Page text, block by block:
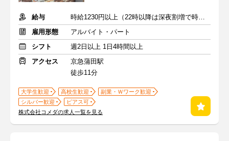
給与
時給1230円以上（22時以降は深夜割増で時給アップ）＋交通費
雇用形態
アルバイト・パート
シフト
週2日以上 1日4時間以上
アクセス
京急蒲田駅
徒歩11分
大学生歓迎 高校生歓迎
副業・Ｗワーク歓迎
シルバー歓迎
ピアス可
株式会社コメダの求人一覧を見る